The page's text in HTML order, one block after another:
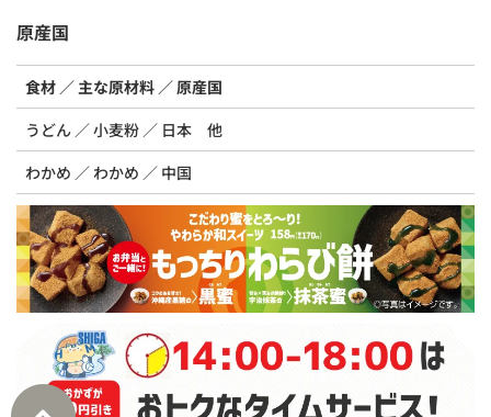
原産国
食材 主な原材料
原産国
うどん
小麦粉
日本 他
わかめ
わかめ 中国